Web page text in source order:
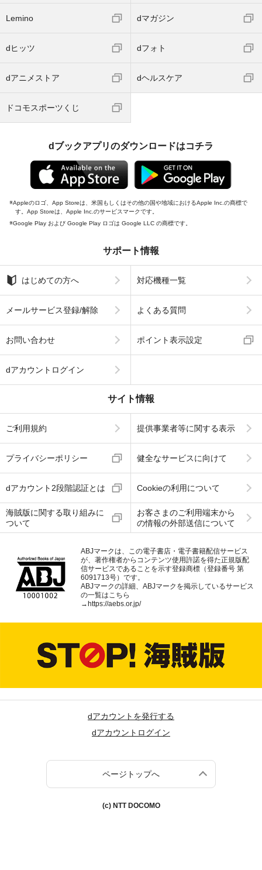
Lemino dマガジン
dヒッツ dフォト
dアニメストア dヘルスケア
ドコモスポーツくじ
dブックアプリのダウンロードはコチラ
Appleのロゴ、App Storeは、米国もしくはその他の国や地域におけるApple Inc.の商標で
す。App Storeは、Apple Inc.のサービスマークです。
Google Play および Google Play ロゴは Google LLC の商標です。
サポート情報
はじめての方へ 対応機種一覧
メールサービス登録/解除 よくある質問
お問い合わせ ポイント表示設定
dアカウントログイン
サイト情報
ご利用規約 提供事業者等に関する表示
プライバシーポリシー 健全なサービスに向けて
dアカウント2段階認証とは Cookieの利用について
海賊版に関する取り組みに
ついて
お客さまのご利用端末から
の情報の外部送信について
ABJマークは、この電子書店・電子書籍配信サービス
が、著作権者からコンテンツ使用許諾を得た正規版配
信サービスであることを示す登録商標（登録番号 第
6091713号）です。
ABJマークの詳細、ABJマークを掲示しているサービス
の一覧はこちら
→https://aebs.or.jp/
dアカウントを発行する
dアカウントログイン
ページトップへ
(c) NTT DOCOMO